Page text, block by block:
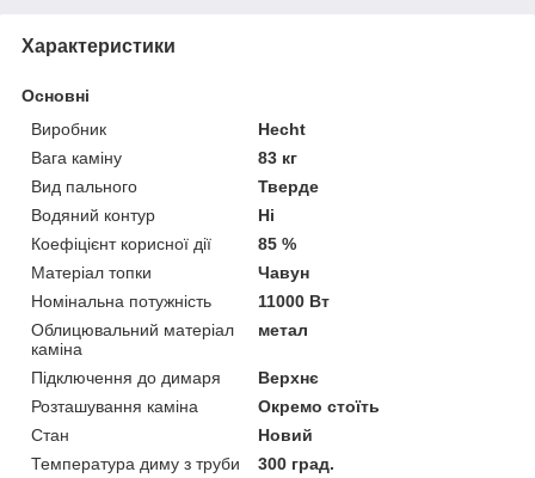
Характеристики
Основні
Виробник
Hecht
Вага каміну
83 кг
Вид пального
Тверде
Водяний контур
Ні
Коефіцієнт корисної дії
85 %
Матеріал топки
Чавун
Номінальна потужність
11000 Вт
Облицювальний матеріал
каміна
метал
Підключення до димаря
Верхнє
Розташування каміна
Окремо стоїть
Стан
Новий
Температура диму з труби
300 град.